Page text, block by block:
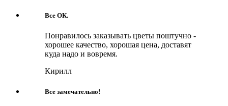
Все ОК.
Понравилось заказывать цветы поштучно -
хорошее качество, хорошая цена, доставят
куда надо и вовремя.
Кирилл
Все замечательно!